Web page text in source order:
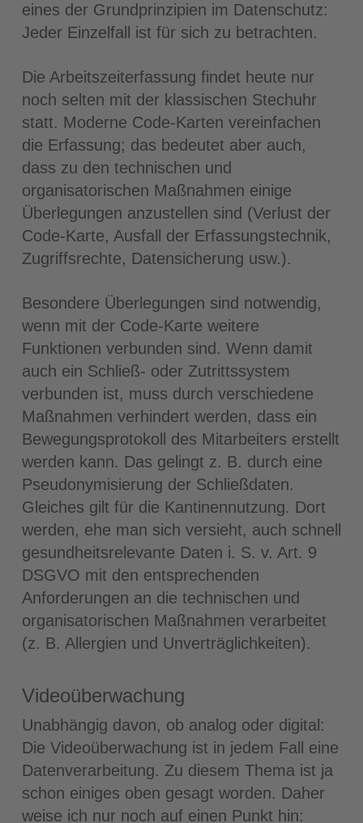
eines der Grundprinzipien im Datenschutz:
Jeder Einzelfall ist für sich zu betrachten.
Die Arbeitszeiterfassung findet heute nur
noch selten mit der klassischen Stechuhr
statt. Moderne Code-Karten vereinfachen
die Erfassung; das bedeutet aber auch,
dass zu den technischen und
organisatorischen Maßnahmen einige
Überlegungen anzustellen sind (Verlust der
Code-Karte, Ausfall der Erfassungstechnik,
Zugriffsrechte, Datensicherung usw.).
Besondere Überlegungen sind notwendig,
wenn mit der Code-Karte weitere
Funktionen verbunden sind. Wenn damit
auch ein Schließ- oder Zutrittssystem
verbunden ist, muss durch verschiedene
Maßnahmen verhindert werden, dass ein
Bewegungsprotokoll des Mitarbeiters erstellt
werden kann. Das gelingt z. B. durch eine
Pseudonymisierung der Schließdaten.
Gleiches gilt für die Kantinennutzung. Dort
werden, ehe man sich versieht, auch schnell
gesundheitsrelevante Daten i. S. v. Art. 9
DSGVO mit den entsprechenden
Anforderungen an die technischen und
organisatorischen Maßnahmen verarbeitet
(z. B. Allergien und Unverträglichkeiten).
Videoüberwachung
Unabhängig davon, ob analog oder digital:
Die Videoüberwachung ist in jedem Fall eine
Datenverarbeitung. Zu diesem Thema ist ja
schon einiges oben gesagt worden. Daher
weise ich nur noch auf einen Punkt hin: